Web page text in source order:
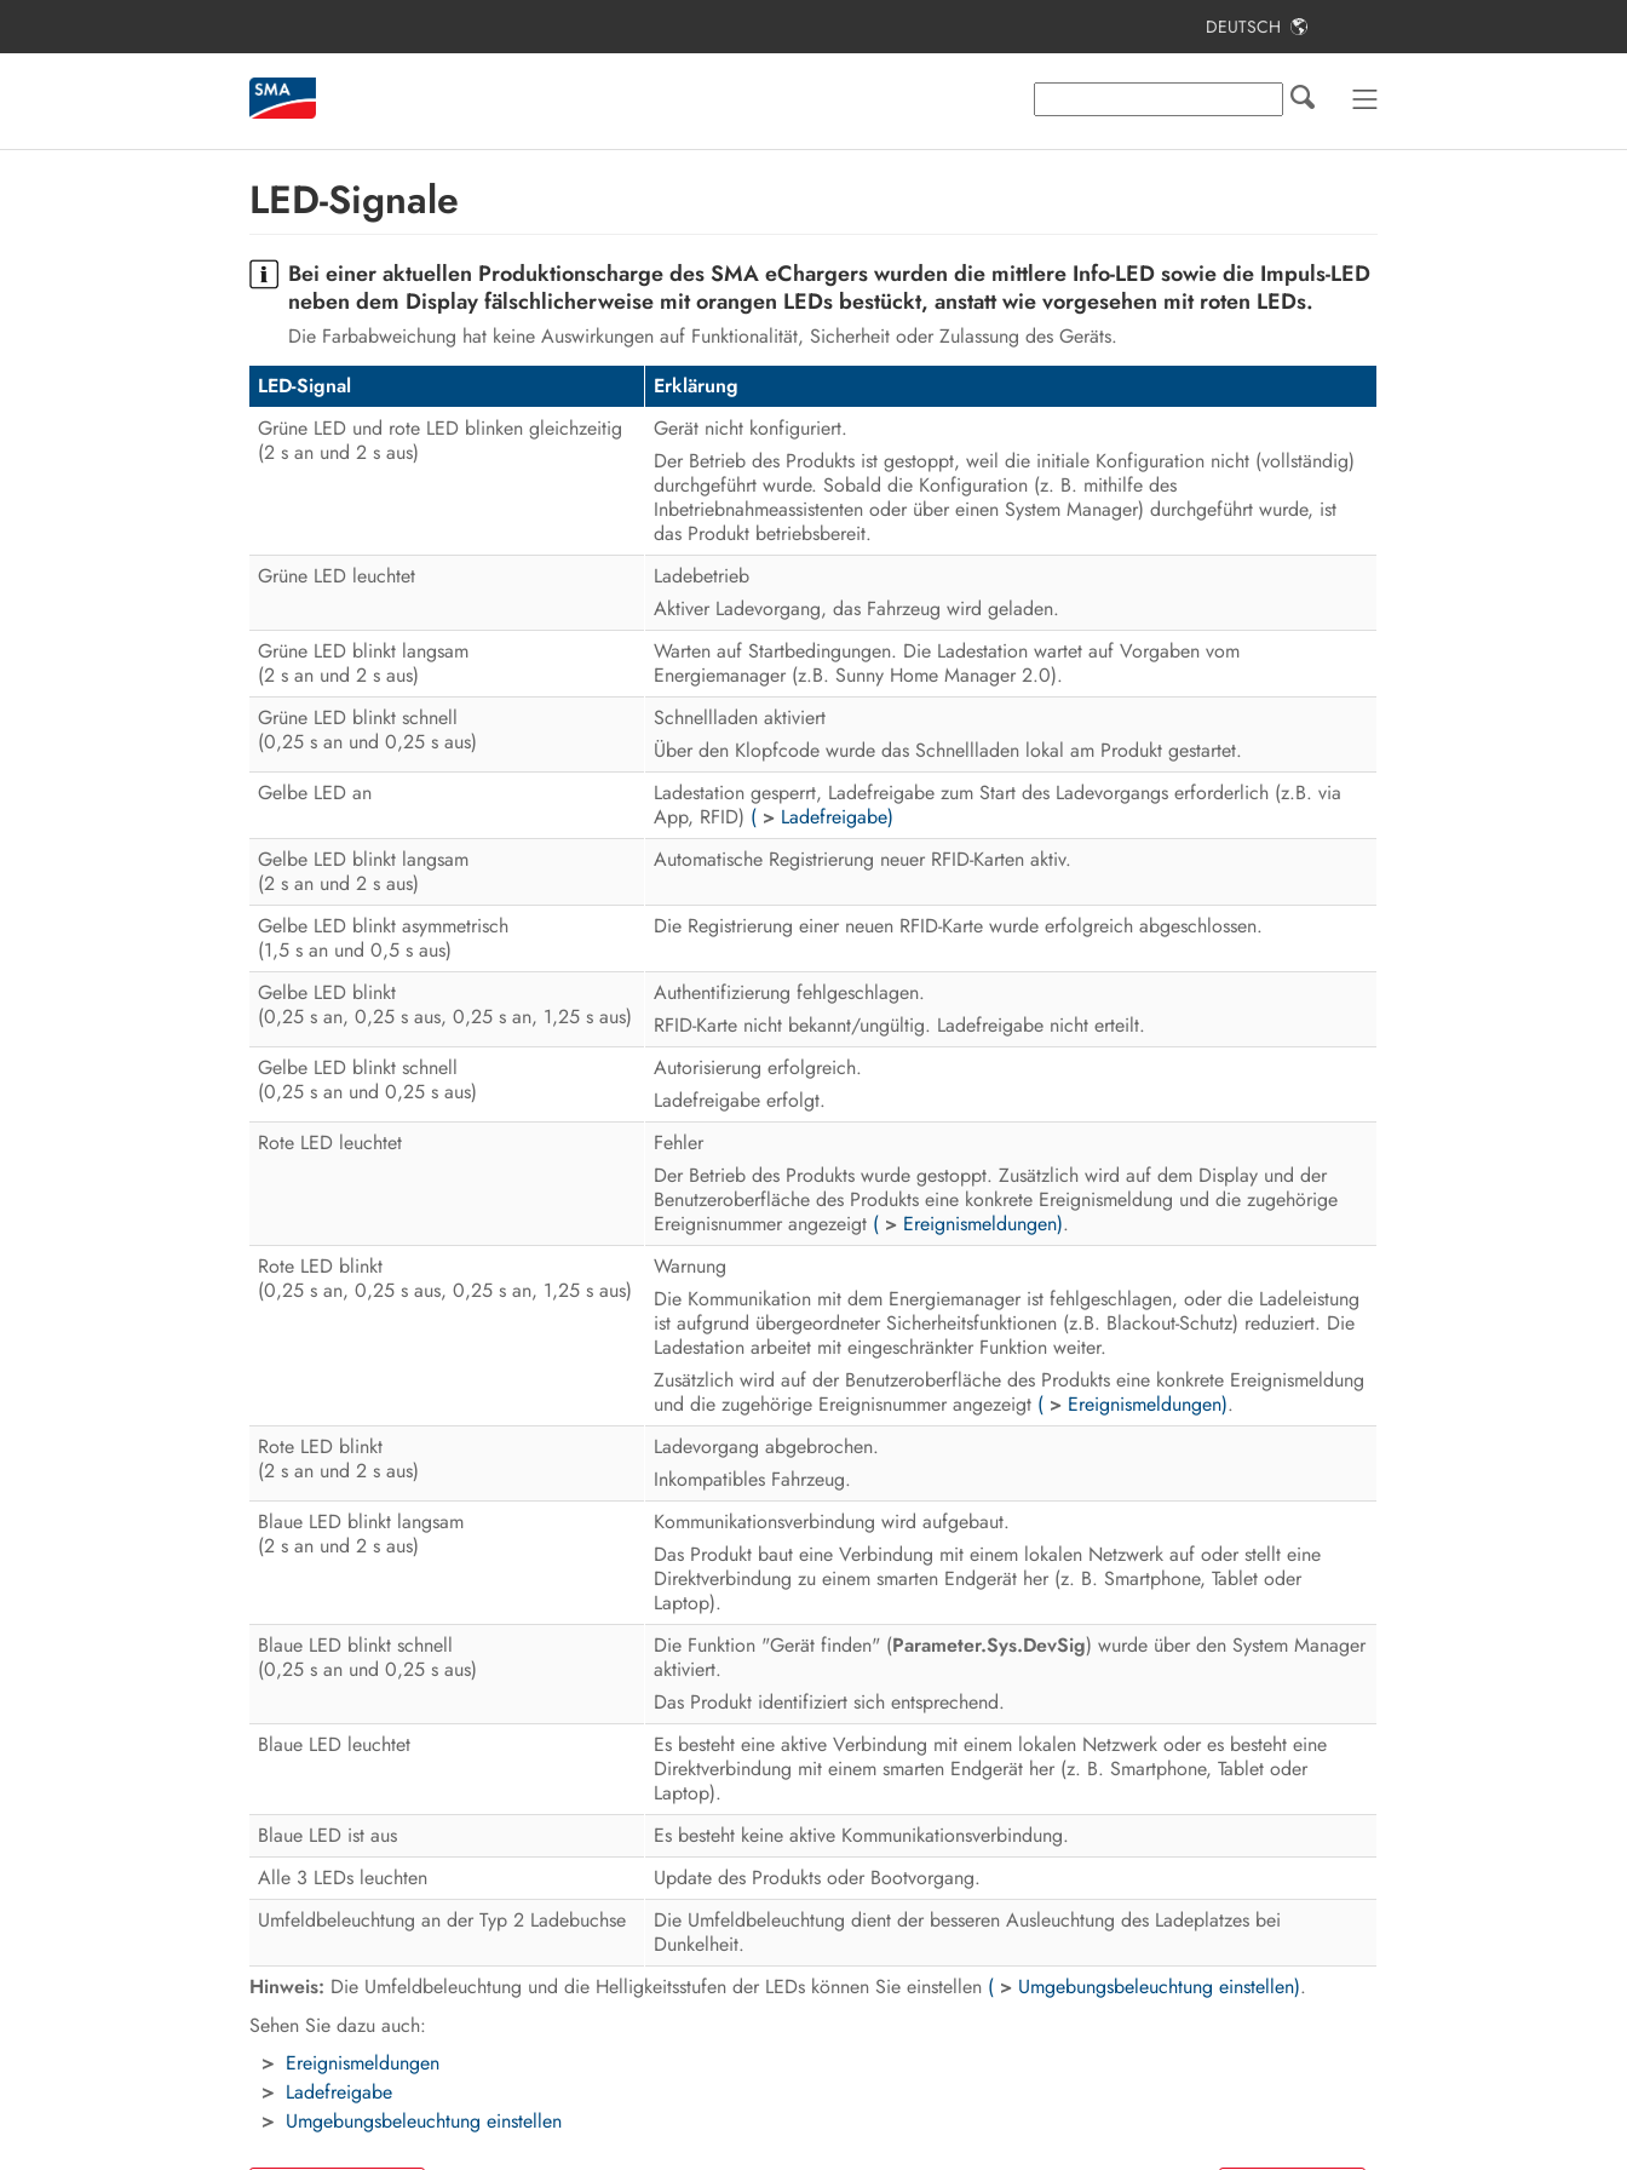
DEUTSCH
LED-Signale
Bei einer aktuellen Produktionscharge des SMA eChargers wurden die mittlere Info-LED sowie die Impuls-LED
neben dem Display fälschlicherweise mit orangen LEDs bestückt, anstatt wie vorgesehen mit roten LEDs.
Die Farbabweichung hat keine Auswirkungen auf Funktionalität, Sicherheit oder Zulassung des Geräts.
LED-Signal
Erklärung
Grüne LED und rote LED blinken gleichzeitig
(2 s an und 2 s aus)
Gerät nicht konfiguriert.
Der Betrieb des Produkts ist gestoppt, weil die initiale Konfiguration nicht (vollständig)
durchgeführt wurde. Sobald die Konfiguration (z. B. mithilfe des
Inbetriebnahmeassistenten oder über einen System Manager) durchgeführt wurde, ist
das Produkt betriebsbereit.
Grüne LED leuchtet
Ladebetrieb
Aktiver Ladevorgang, das Fahrzeug wird geladen.
Grüne LED blinkt langsam
(2 s an und 2 s aus)
Warten auf Startbedingungen. Die Ladestation wartet auf Vorgaben vom
Energiemanager (z.B. Sunny Home Manager 2.0).
Grüne LED blinkt schnell
(0,25 s an und 0,25 s aus)
Schnellladen aktiviert
Über den Klopfcode wurde das Schnellladen lokal am Produkt gestartet.
Gelbe LED an
Ladestation gesperrt, Ladefreigabe zum Start des Ladevorgangs erforderlich (z.B. via
App, RFID) ( > Ladefreigabe)
Gelbe LED blinkt langsam
(2 s an und 2 s aus)
Automatische Registrierung neuer RFID-Karten aktiv.
Gelbe LED blinkt asymmetrisch
(1,5 s an und 0,5 s aus)
Die Registrierung einer neuen RFID-Karte wurde erfolgreich abgeschlossen.
Gelbe LED blinkt
(0,25 s an, 0,25 s aus, 0,25 s an, 1,25 s aus)
Authentifizierung fehlgeschlagen.
RFID-Karte nicht bekannt/ungültig. Ladefreigabe nicht erteilt.
Gelbe LED blinkt schnell
(0,25 s an und 0,25 s aus)
Autorisierung erfolgreich.
Ladefreigabe erfolgt.
Rote LED leuchtet
Fehler
Der Betrieb des Produkts wurde gestoppt. Zusätzlich wird auf dem Display und der
Benutzeroberfläche des Produkts eine konkrete Ereignismeldung und die zugehörige
Ereignisnummer angezeigt ( > Ereignismeldungen).
Rote LED blinkt
(0,25 s an, 0,25 s aus, 0,25 s an, 1,25 s aus)
Warnung
Die Kommunikation mit dem Energiemanager ist fehlgeschlagen, oder die Ladeleistung
ist aufgrund übergeordneter Sicherheitsfunktionen (z.B. Blackout-Schutz) reduziert. Die
Ladestation arbeitet mit eingeschränkter Funktion weiter.
Zusätzlich wird auf der Benutzeroberfläche des Produkts eine konkrete Ereignismeldung
und die zugehörige Ereignisnummer angezeigt ( > Ereignismeldungen).
Rote LED blinkt
(2 s an und 2 s aus)
Ladevorgang abgebrochen.
Inkompatibles Fahrzeug.
Blaue LED blinkt langsam
(2 s an und 2 s aus)
Kommunikationsverbindung wird aufgebaut.
Das Produkt baut eine Verbindung mit einem lokalen Netzwerk auf oder stellt eine
Direktverbindung zu einem smarten Endgerät her (z. B. Smartphone, Tablet oder
Laptop).
Blaue LED blinkt schnell
(0,25 s an und 0,25 s aus)
Die Funktion "Gerät finden" (Parameter.Sys.DevSig) wurde über den System Manager
aktiviert.
Das Produkt identifiziert sich entsprechend.
Blaue LED leuchtet
Es besteht eine aktive Verbindung mit einem lokalen Netzwerk oder es besteht eine
Direktverbindung mit einem smarten Endgerät her (z. B. Smartphone, Tablet oder
Laptop).
Blaue LED ist aus
Es besteht keine aktive Kommunikationsverbindung.
Alle 3 LEDs leuchten
Update des Produkts oder Bootvorgang.
Umfeldbeleuchtung an der Typ 2 Ladebuchse
Die Umfeldbeleuchtung dient der besseren Ausleuchtung des Ladeplatzes bei
Dunkelheit.
Hinweis: Die Umfeldbeleuchtung und die Helligkeitsstufen der LEDs können Sie einstellen ( > Umgebungsbeleuchtung einstellen).
Sehen Sie dazu auch:
Ereignismeldungen
Ladefreigabe
Umgebungsbeleuchtung einstellen
Inhaltsverzeichnis
Lieferumfang Stele
Instandhaltung
Reinigung
Fehlerbehebung
Produkt außer Betrieb nehmen
Produkt austauschen
Entsorgung
Kontakt